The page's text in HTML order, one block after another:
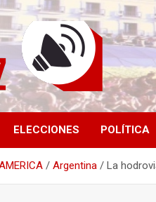
y LIBRE
ELECCIONES POLÍTICA
Argentina La